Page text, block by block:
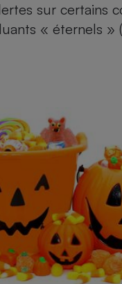
sur certains
« éternels »